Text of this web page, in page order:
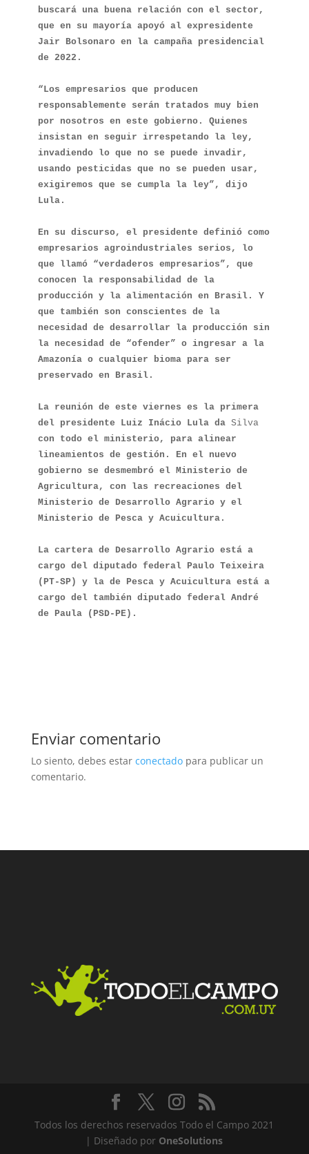
buscará una buena relación con el sector,
que en su mayoría apoyó al expresidente
Jair Bolsonaro en la campaña presidencial
de 2022.
“Los empresarios que producen
responsablemente serán tratados muy bien
por nosotros en este gobierno. Quienes
insistan en seguir irrespetando la ley,
invadiendo lo que no se puede invadir,
usando pesticidas que no se pueden usar,
exigiremos que se cumpla la ley”, dijo
Lula.
En su discurso, el presidente definió como
empresarios agroindustriales serios, lo
que llamó “verdaderos empresarios”, que
conocen la responsabilidad de la
producción y la alimentación en Brasil. Y
que también son conscientes de la
necesidad de desarrollar la producción sin
la necesidad de “ofender” o ingresar a la
Amazonía o cualquier bioma para ser
preservado en Brasil.
La reunión de este viernes es la primera
del presidente Luiz Inácio Lula da
Silva
con todo el ministerio, para alinear
lineamientos de gestión. En el nuevo
gobierno se desmembró el Ministerio de
Agricultura, con las recreaciones del
Ministerio de Desarrollo Agrario y el
Ministerio de Pesca y Acuicultura.
La cartera de Desarrollo Agrario está a
cargo del diputado federal Paulo Teixeira
(PT-SP) y la de Pesca y Acuicultura está a
cargo del también diputado federal André
Enviar comentario
Lo siento, debes estar conectadopara publicar un
comentario.
Todos los derechos reservados Todo el Campo 2021
| Diseñado por OneSolutions
Facebook